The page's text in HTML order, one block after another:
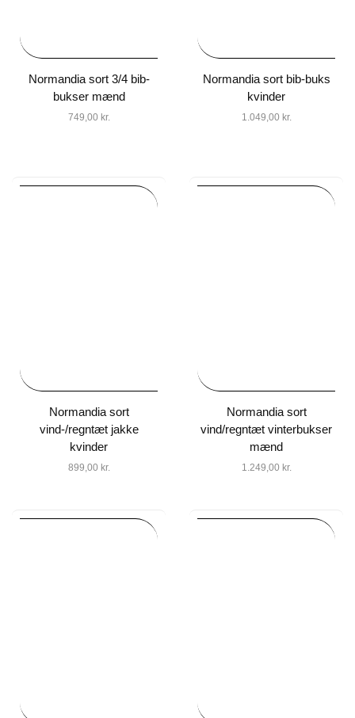
Normandia sort 3/4 bib-
bukser mænd
749,00 kr.
Normandia sort bib-buks
kvinder
1.049,00 kr.
Normandia sort
vind-/regntæt jakke
kvinder
899,00 kr.
Normandia sort
vind/regntæt vinterbukser
mænd
1.249,00 kr.